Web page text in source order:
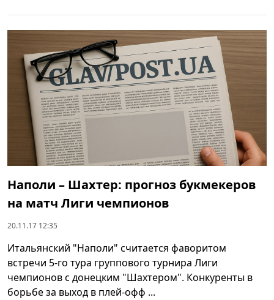
Наполи – Шахтер: прогноз букмекеров
на матч Лиги чемпионов
20.11.17 12:35
Итальянский "Наполи" считается фаворитом
встречи 5-го тура группового турнира Лиги
чемпионов с донецким "Шахтером". Конкуренты в
борьбе за выход в плей-офф ...